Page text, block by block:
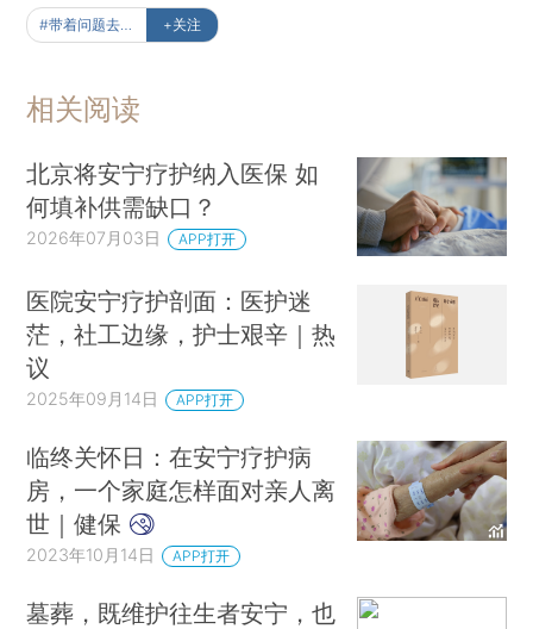
+关注
相关阅读
北京将安宁疗护纳入医保 如
何填补供需缺口？
2026年07月03日 APP打开
医院安宁疗护剖面：医护迷
茫，社工边缘，护士艰辛｜热
议
2025年09月14日 APP打开
临终关怀日：在安宁疗护病
房，一个家庭怎样面对亲人离
世｜健保
2023年10月14日 APP打开
墓葬，既维护往生者安宁，也